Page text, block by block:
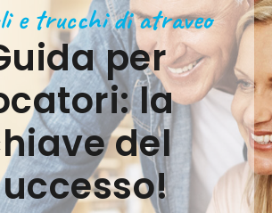
e trucchi di atraveo
per
la
del